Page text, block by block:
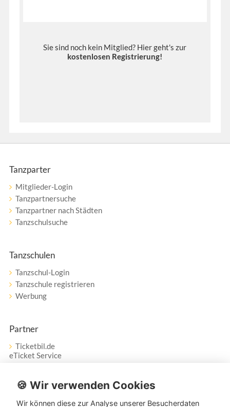
Sie sind noch kein Mitglied? Hier geht's zur
kostenlosen Registrierung!
Tanzparter
Mitglieder-Login
Tanzpartnersuche
Tanzpartner nach Städten
Tanzschulsuche
Tanzschulen
Tanzschul-Login
Tanzschule registrieren
Werbung
Partner
Ticketbil.de
eTicket Service
Vertrag widerrufen
🍪 Wir verwenden Cookies
Wir können diese zur Analyse unserer Besucherdaten